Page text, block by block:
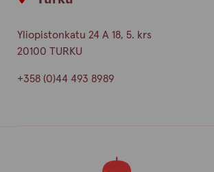
Yliopistonkatu 24 A 18, 5. krs
20100 TURKU
+358 (0)44 493 8989